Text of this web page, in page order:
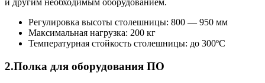
и другим необходимым оборудованием.
Регулировка высоты столешницы: 800 — 950 мм
Максимальная нагрузка: 200 кг
Температурная стойкость столешницы: до 300ºС
2.Полка для оборудования ПО